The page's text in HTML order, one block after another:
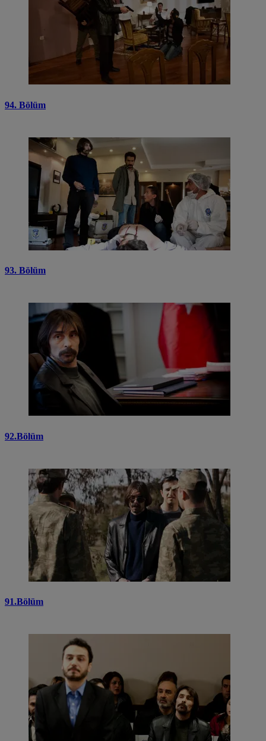
94. Bölüm
93. Bölüm
92.Bölüm
91.Bölüm